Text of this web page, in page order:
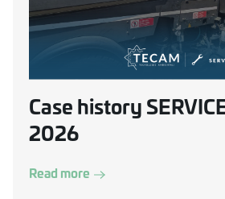
Case history
2026
Read more